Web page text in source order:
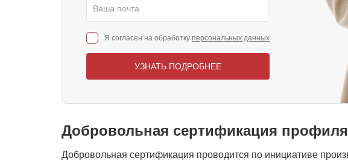
Я согласен на обработку персональных данных
УЗНАТЬ ПОДРОБНЕЕ
Добровольная сертификация профиля
Добровольная сертификация проводится по инициативе